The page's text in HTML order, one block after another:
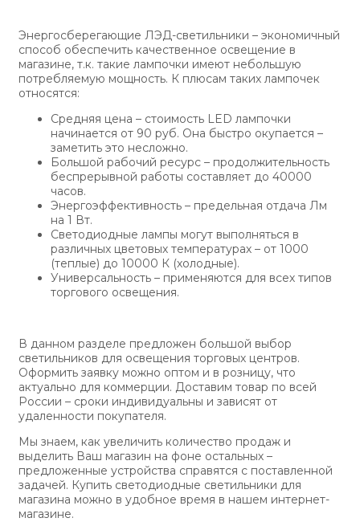
Энергосберегающие ЛЭД-светильники – экономичный
способ обеспечить качественное освещение в
магазине, т.к. такие лампочки имеют небольшую
потребляемую мощность. К плюсам таких лампочек
относятся:
Средняя цена – стоимость LED лампочки
начинается от 90 руб. Она быстро окупается –
заметить это несложно.
Большой рабочий ресурс – продолжительность
беспрерывной работы составляет до 40000
часов.
Энергоэффективность – предельная отдача Лм
на 1 Вт.
Светодиодные лампы могут выполняться в
различных цветовых температурах – от 1000
(теплые) до 10000 К (холодные).
Универсальность – применяются для всех типов
торгового освещения.
В данном разделе предложен большой выбор
светильников для освещения торговых центров.
Оформить заявку можно оптом и в розницу, что
актуально для коммерции. Доставим товар по всей
России – сроки индивидуальны и зависят от
удаленности покупателя.
Мы знаем, как увеличить количество продаж и
выделить Ваш магазин на фоне остальных –
предложенные устройства справятся с поставленной
задачей. Купить светодиодные светильники для
магазина можно в удобное время в нашем интернет-
магазине.